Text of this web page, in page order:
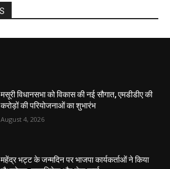
मसूरी विधानसभा को विकास की नई सौगात, एमडीडीए की
करोड़ों की परियोजनाओं का शुभारंभ
August 4, 2026
महेंद्र भट्ट के जन्मदिन पर भाजपा कार्यकर्ताओं ने किया